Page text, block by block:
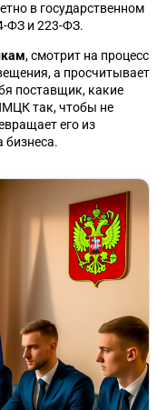
в государственном
ФЗ и 223-ФЗ.
, смотрит на процесс
а просчитывает
поставщик, какие
так, чтобы не
его из
бизнеса.